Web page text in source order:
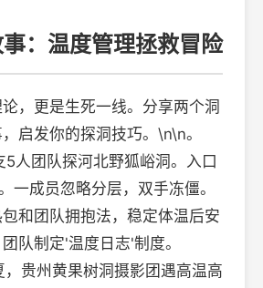
：温度管理拯救冒险
，更是生死一线。分享两个洞
启发你的探洞技巧。\n\n。
5人团队探河北野狐峪洞。入口
一成员忽略分层，双手冻僵。
和团队拥抱法，稳定体温后安
队制定'温度日志'制度。
贵州黄果树洞摄影团遇高温高